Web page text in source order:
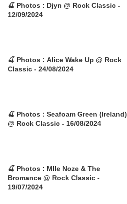
🍒 Photos : Djyn @ Rock Classic -
12/09/2024
🍒 Photos : Alice Wake Up @ Rock
Classic - 24/08/2024
🍒 Photos : Seafoam Green (Ireland)
@ Rock Classic - 16/08/2024
🍒 Photos : Mlle Noze & The
Bromance @ Rock Classic -
19/07/2024